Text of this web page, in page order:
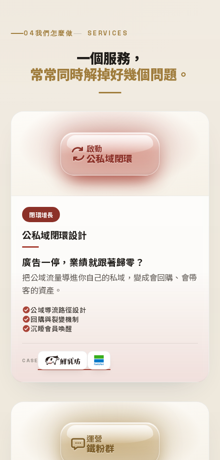
04我們怎麼做 SERVICES
一個服務，
常常同時解掉好幾個問題。
公域流量
私域鐵粉
回購複利
啟動
公私域閉環
閉環增長
公私域閉環設計
廣告一停，業績就跟著歸零？
把公域流量導進你自己的私域，變成會回購、會帶
客的資產。
公域導流路徑設計
回購與裂變機制
沉睡會員喚醒
CASE
❤
粉
回
購
運營
鐵粉群